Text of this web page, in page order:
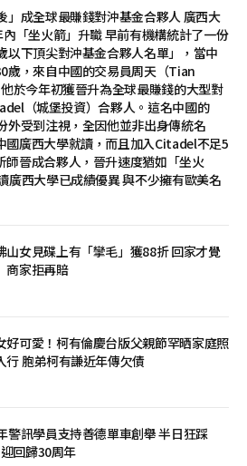
」成全球最賺錢對沖基金合夥人 廣西大
內「坐火箭」升職 早前有機構統計了一份
以下頂尖對沖基金合夥人名單」，當中
歲，來自中國的交易員周天（Tian
於今年初獲晉升為全球最賺錢的大型對
（城堡投資）合夥人。這名中國的
外受到注視，全因他並非出身傳統名
國廣西大學就讀，而且加入Citadel不足5
師晉成合夥人，晉升速度猶如「坐火
廣西大學已成績優異 與不少擁有歐美名
山女見碟上有「攣毛」獲88折 回家才覺
商家拒再賠
好可愛！柯有倫慶台版父親節罕晒家庭照
行 胞弟柯有謙近年傳欠債
警訊學員支持善德單車創舉 半日狂踩
回歸30周年